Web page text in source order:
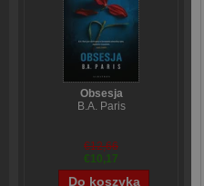
Obsesja
B.A. Paris
€12,66
€10,17